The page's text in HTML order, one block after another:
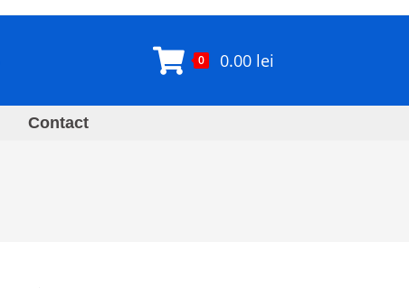
0 0.00 lei
Contact